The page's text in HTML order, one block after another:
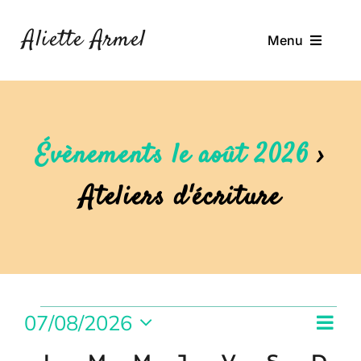
contenuAliette Armel Menu
À Propos
Ressources
Journal de Bord
Évènements le août 2026›
Ateliers d'écriture
Évènements Mois
07/08/2026